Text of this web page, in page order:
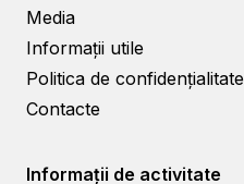
Media
Informații utile
Politica de confidențialitate
Contacte
Informații de activitate